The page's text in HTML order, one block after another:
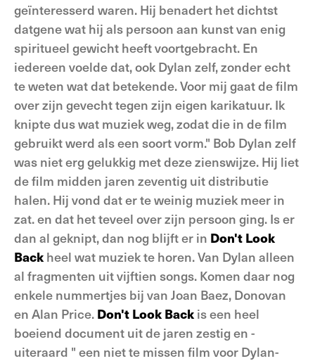
geïnteresserd waren. Hij benadert het dichtst
datgene wat hij als persoon aan kunst van enig
spiritueel gewicht heeft voortgebracht. En
iedereen voelde dat, ook Dylan zelf, zonder echt
te weten wat dat betekende. Voor mij gaat de film
over zijn gevecht tegen zijn eigen karikatuur. Ik
knipte dus wat muziek weg, zodat die in de film
gebruikt werd als een soort vorm." Bob Dylan zelf
was niet erg gelukkig met deze zienswijze. Hij liet
de film midden jaren zeventig uit distributie
halen. Hij vond dat er te weinig muziek meer in
zat. en dat het teveel over zijn persoon ging. Is er
dan al geknipt, dan nog blijft er in Don't Look
Back heel wat muziek te horen. Van Dylan alleen
al fragmenten uit vijftien songs. Komen daar nog
enkele nummertjes bij van Joan Baez, Donovan
en Alan Price. Don't Look Back is een heel
boeiend document uit de jaren zestig en -
uiteraard " een niet te missen film voor Dylan-